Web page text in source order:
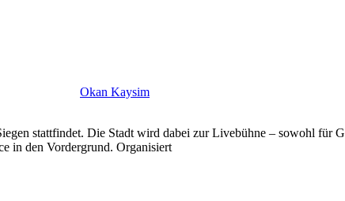
Okan Kaysim
stattfindet. Die Stadt wird dabei zur Livebühne – sowohl für
in den Vordergrund. Organisiert